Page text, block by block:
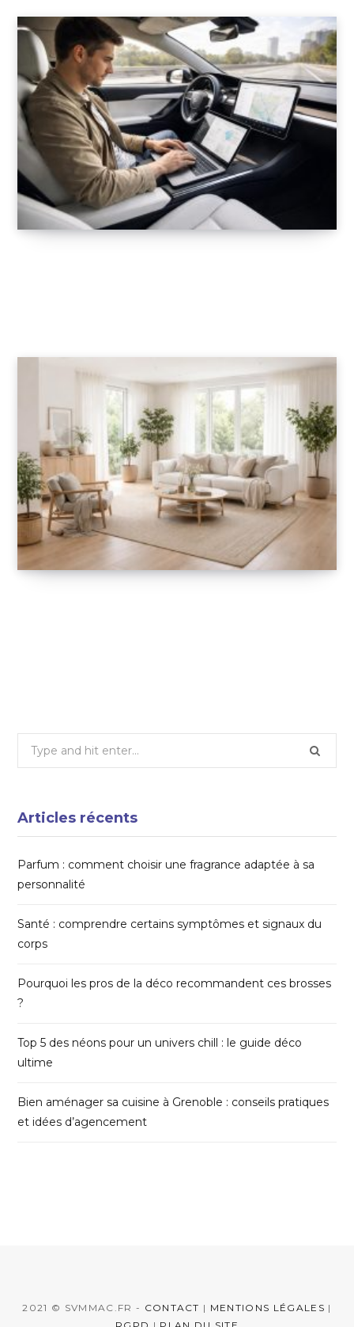
Search
Articles récents
Parfum : comment choisir une fragrance adaptée à sa
personnalité
Santé : comprendre certains symptômes et signaux du
corps
Pourquoi les pros de la déco recommandent ces brosses
?
Top 5 des néons pour un univers chill : le guide déco
ultime
Bien aménager sa cuisine à Grenoble : conseils pratiques
et idées d’agencement
2021 © SVMMAC.FR - CONTACT | MENTIONS LÉGALES |